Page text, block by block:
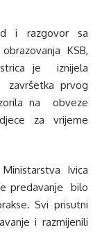
i razgovor sa
KSB,
je iznijela
završetka prvog
na obveze
za vrijeme
Ivica
predavanje bilo
Svi prisutni
i razmijenili